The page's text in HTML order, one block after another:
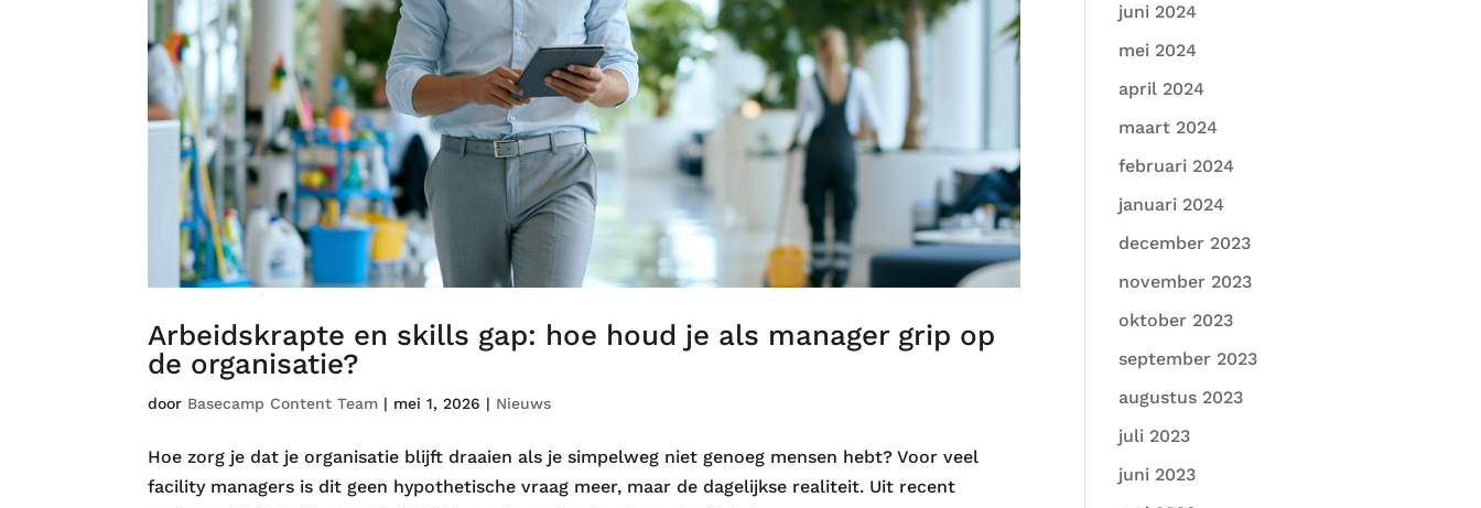
Arbeidskrapte en skills gap: hoe houd je als manager grip op
de organisatie?
door Basecamp Content Team | mei 1, 2026 | Nieuws
Hoe zorg je dat je organisatie blijft draaien als je simpelweg niet genoeg mensen hebt? Voor veel
facility managers is dit geen hypothetische vraag meer, maar de dagelijkse realiteit. Uit recent
juni 2024
mei 2024
april 2024
maart 2024
februari 2024
januari 2024
december 2023
november 2023
oktober 2023
september 2023
augustus 2023
juli 2023
juni 2023